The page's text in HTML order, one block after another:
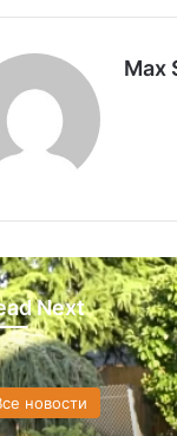
Max
Next